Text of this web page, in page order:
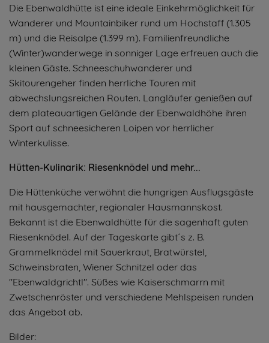
Die Ebenwaldhütte ist eine ideale Einkehrmöglichkeit für
Wanderer und Mountainbiker rund um Hochstaff (1.305
m) und die Reisalpe (1.399 m). Familienfreundliche
(Winter)wanderwege in sonniger Lage erfreuen auch die
kleinen Gäste. Schneeschuhwanderer und
Skitourengeher finden herrliche Touren mit
abwechslungsreichen Routen. Langläufer genießen auf
dem plateauartigen Gelände der Ebenwaldhöhe ihren
Sport auf schneesicheren Loipen vor herrlicher
Winterkulisse.
Hütten-Kulinarik: Riesenknödel und mehr...
Die Hüttenküche verwöhnt die hungrigen Ausflugsgäste
mit hausgemachter, regionaler Hausmannskost.
Bekannt ist die Ebenwaldhütte für die sagenhaft guten
Riesenknödel. Auf der Tageskarte gibt´s z. B.
Grammelknödel mit Sauerkraut, Bratwürstel,
Schweinsbraten, Wiener Schnitzel oder das
"Ebenwaldgrichtl". Süßes wie Kaiserschmarrn mit
Zwetschenröster und verschiedene Mehlspeisen runden
das Angebot ab.
Bilder: